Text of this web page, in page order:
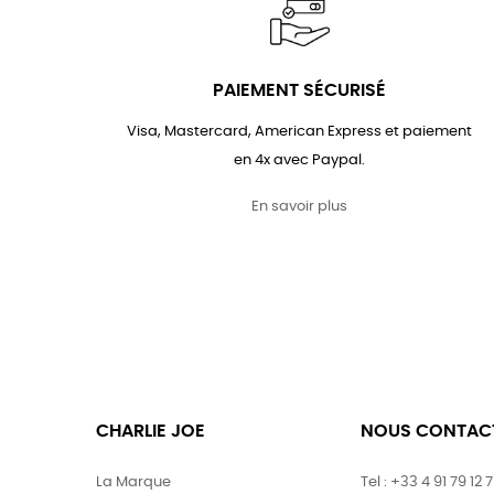
PAIEMENT SÉCURISÉ
Visa, Mastercard, American Express et paiement
en 4x avec Paypal.
En savoir plus
CHARLIE JOE
La Marque
NOUS
Tel : +33 4 91 79 12